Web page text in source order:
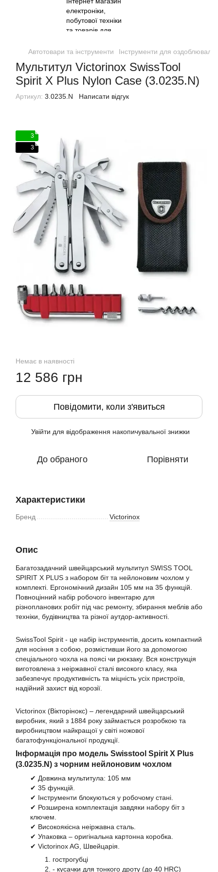
Автотовари та інструменти Інструменти для
Мультитул Victorinox SwissTool
Spirit X Plus Nylon Case (3.0235.N)
Артикул: 3.0235.N Написати відгук
3
3
Немає в наявності
12 586 грн
Повідомити, коли з'явиться
Увійти для відображення накопичувальної знижки
До обраного Порівняти
Характеристики
Бренд Victorinox
Опис
Багатозадачний швейцарський мультитул SWISS TOOL
SPIRIT X PLUS з набором біт та нейлоновим чохлом у
комплекті. Ергономічний дизайн 105 мм на 35 функцій.
Повноцінний набір робочого інвентарю для
різнопланових робіт під час ремонту, збирання меблів або
техніки, будівництва та різної аутдор-активності.
SwissTool Spirit - це набір інструментів, досить компактний
для носіння з собою, розмістивши його за допомогою
спеціального чохла на поясі чи рюкзаку. Вся конструкція
виготовлена з неіржавної сталі високого класу, яка
забезпечує продуктивність та міцність усіх пристроїв,
надійний захист від корозії.
Victorinox (Вікторінокс) – легендарний швейцарський
виробник, який з 1884 року займається розробкою та
виробництвом найкращої у світі ножової
багатофункціональної продукції.
Інформація про модель Swisstool Spirit X Plus
(3.0235.N) з чорним нейлоновим чохлом
✔ Довжина мультитула: 105 мм
✔ 35 функцій.
✔ Інструменти блокуються у робочому стані.
✔ Розширена комплектація завдяки набору біт з
ключем.
✔ Високоякісна неіржавна сталь.
✔ Упаковка – оригінальна картонна коробка.
✔ Victorinox AG, Швейцарія.
1. гострогубці
2. - кусачки для тонкого дроту (до 40 HRC)